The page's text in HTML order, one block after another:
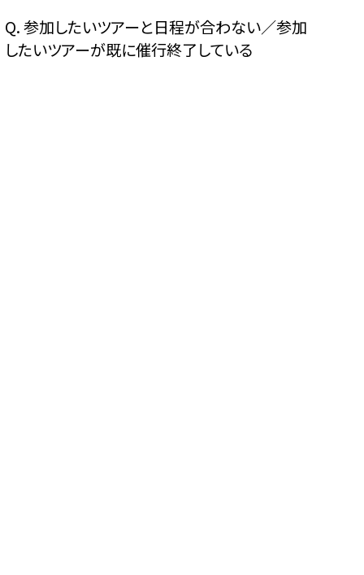
Q.参加したいツアーと日程が合わない／参加
したいツアーが既に催行終了している